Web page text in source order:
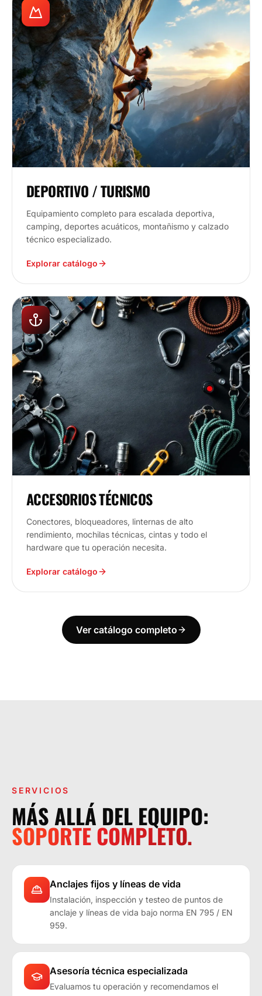
DEPORTIVO / TURISMO
Equipamiento completo para escalada deportiva,
camping, deportes acuáticos, montañismo y calzado
técnico especializado.
Explorar catálogo
ACCESORIOS TÉCNICOS
Conectores, bloqueadores, linternas de alto
rendimiento, mochilas técnicas, cintas y todo el
hardware que tu operación necesita.
Explorar catálogo
Ver catálogo completo
SERVICIOS
MÁS ALLÁ DEL EQUIPO:
SOPORTE COMPLETO.
Anclajes fijos y líneas de vida
Instalación, inspección y testeo de puntos de
anclaje y líneas de vida bajo norma EN 795 / EN
959.
Asesoría técnica especializada
Evaluamos tu operación y recomendamos el